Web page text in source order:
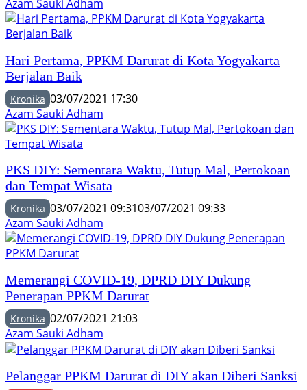
Azam Sauki Adham
Hari Pertama, PPKM Darurat di Kota Yogyakarta
Berjalan Baik
Kronika 03/07/2021 17:30
Azam Sauki Adham
PKS DIY: Sementara Waktu, Tutup Mal, Pertokoan
dan Tempat Wisata
Kronika 03/07/2021 09:3103/07/2021 09:33
Azam Sauki Adham
Memerangi COVID-19, DPRD DIY Dukung
Penerapan PPKM Darurat
Kronika 02/07/2021 21:03
Azam Sauki Adham
Pelanggar PPKM Darurat di DIY akan Diberi Sanksi